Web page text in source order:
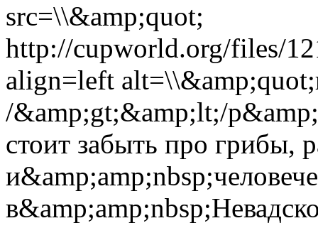
src=\\&amp;quot;
http://cupworld.org/files/
align=left
/&amp;gt;&amp;lt;/
стоит забыть про грибы,